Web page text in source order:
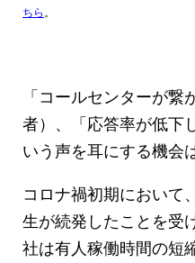
ちら 。
「コールセンターが
者）、「応答率が低下
いう声を耳にする機会
コロナ禍初期において
生が続発したことを受
社は有人稼働時間の短